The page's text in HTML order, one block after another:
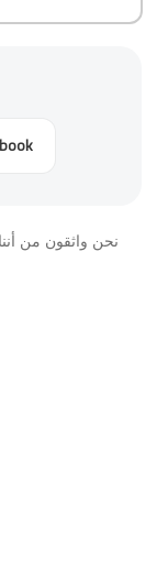
نحن واثقون من